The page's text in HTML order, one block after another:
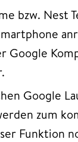
bzw. Nest
Google
Google
zum
Funktion